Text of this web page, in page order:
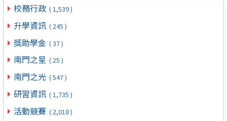
校務行政 ( 1,539 )
升學資訊 ( 245 )
獎助學金 ( 37 )
南門之星 ( 25 )
南門之光 ( 547 )
研習資訊 ( 1,735 )
活動競賽 ( 2,018 )